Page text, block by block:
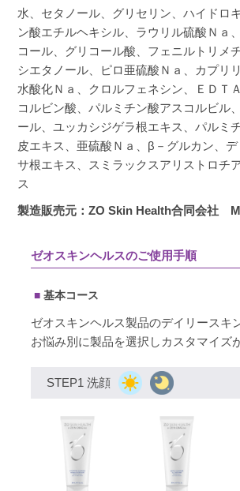
水、セタノール、グリセリン、ハイドロ
ン酸エチルヘキシル、ラウリル硫酸Ｎａ
コール、グリコール酸、フェニルトリメ
シエタノール、ピロ亜硫酸Ｎａ、カプリ
水酸化Ｎａ、クロルフェネシン、ＥＤＴ
コルビン酸、パルミチン酸アスコルビル
ール、ユッカシジゲラ根エキス、パルミ
皮エキス、亜硫酸Ｎａ、β－グルカン、
サ根エキス、スミラックスアリストロチ
ス
製造販売元：ZO Skin Health合同会社
ゼオスキンヘルスのご使用手順
基本コース
ゼオスキンヘルス製品のデイリースキ
お悩み別に製品を選択しカスタマイズ
STEP1 洗顔